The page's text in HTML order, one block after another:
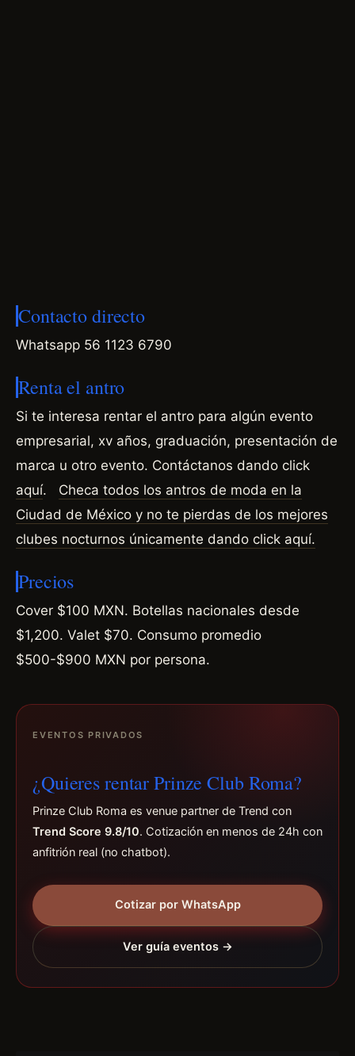
Contacto directo
Whatsapp 56 1123 6790
Renta el antro
Si te interesa rentar el antro para algún evento
empresarial, xv años, graduación, presentación de
marca u otro evento. Contáctanos dando click
aquí.
Checa todos los antros de moda en la
Ciudad de México y no te pierdas de los mejores
clubes nocturnos únicamente dando click aquí.
Precios
Cover $100 MXN. Botellas nacionales desde
$1,200. Valet $70. Consumo promedio
$500-$900 MXN por persona.
EVENTOS PRIVADOS
¿Quieres rentar Prinze Club Roma?
Prinze Club Roma es venue partner de Trend con
Trend Score 9.8/10. Cotización en menos de 24h con
anfitrión real (no chatbot).
Cotizar por WhatsApp
Ver guía eventos →